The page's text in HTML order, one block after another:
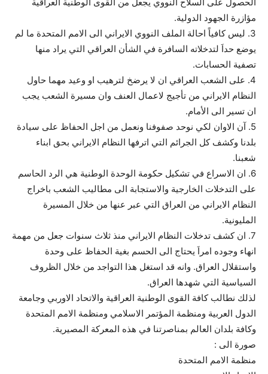
مؤازرة الجهود الدولية.
3. ليس كافياً احالة الملف النووي الايراني الى الامم المتحدة ما لم
يوضع حداَ لتدخلاته السافرة في الشأن العراقي التي يراد منها
تصفية الحسابات.
4. على الشعب العراقي ان لا يرضخ لترهيب او وعيد مهما حاول
النظام الايراني من تأجيج لاعمال العنف وان مسيرة الشعب يجب
ان تسير الى الأمام.
5. آن الاوان لكي نوحد صفوفنا ونعمل من اجل الحفاظ على سيادة
بلدنا وكشف كل الجرائم التي اترفها النظام الايراني بحق ابناء
شعبنا.
6. ان الاسراع في تشكيل حكومة الوحدة الوطنية هي الرد الحاسم
على التدخلات الخارجية والاستجابة الى مطاليب الشعب باخراج
النظام الايراني من العراق التي عبر عنها من خلال المسيرة
المليونية.
7. ان كشف تدخلات النظام الايراني منذ ثلاث سنوات جعل من مهمة
انهاء وجوده امراَ يحتاج الى الحسم بغية الحفاظ على وحدة
واستقلال العراق. وانه قد استغل هذا التواجد من خلال الظروف
السياسية التي شهدها العراق.
لذلك نطالب كافة القوى الوطنية العراقية والاتحاد الاوربي وجامعة
الدول العربية ومنظمة المؤتمر الاسلامي ومنظمة الامم المتحدة
وكافة بلدان العالم بمناصرتنا في هذه المعركة المصيرية.
صورة الى :
منظمة الامم المتحدة